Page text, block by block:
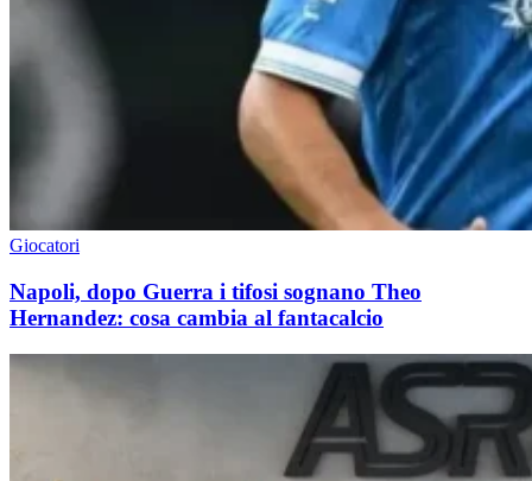
Giocatori
Napoli, dopo Guerra i tifosi sognano Theo
Hernandez: cosa cambia al fantacalcio